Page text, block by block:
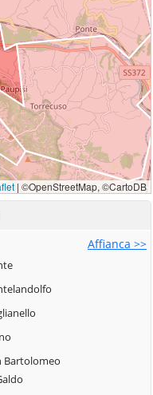
Affianca >>
Bartolomeo